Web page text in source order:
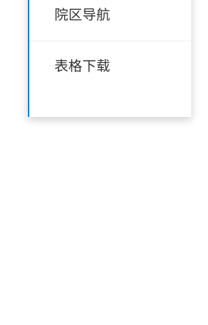
院区导航
表格下载